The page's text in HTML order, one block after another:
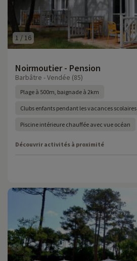
1 / 16
Noirmoutier - Pension
Barbâtre - Vendée (85)
Plage à 500m, baignade à 2km
Clubs enfants pendant les vacances scolaires
Piscine intérieure chauffée avec vue océan
Découvrir activités à proximité